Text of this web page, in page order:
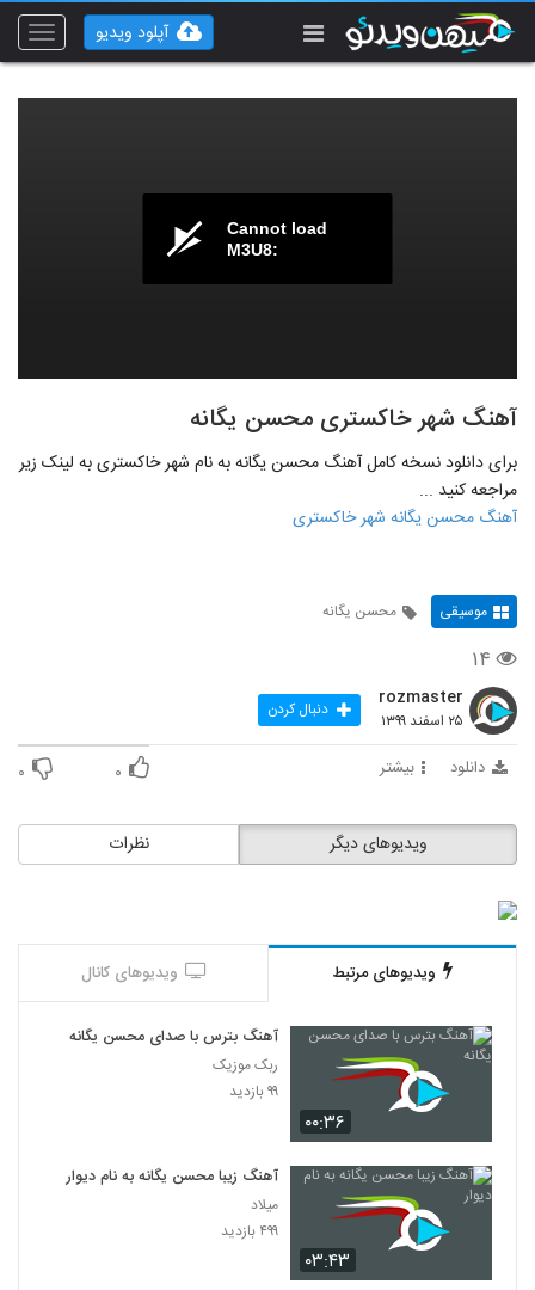
Toggle
آپلود ویدیو
Cannot load
M3U8:
آهنگ شهر خاکستری محسن یگانه
برای دانلود نسخه کامل آهنگ محسن یگانه به نام شهر خاکستری به لینک زیر
مراجعه کنید ...
آهنگ محسن یگانه شهر خاکستری
موسیقی محسن یگانه
۱۴
rozmaster
۲۵ اسفند ۱۳۹۹ دنبال کردن
دانلود بیشتر ۰ ۰
نظرات ویدیوهای دیگر
ویدیوهای مرتبط ویدیوهای کانال
۰۰:۳۶
آهنگ بترس با صدای محسن یگانه
ربک موزیک
۹۹ بازدید
۰۳:۴۳
آهنگ زیبا محسن یگانه به نام دیوار
میلاد
۴۹۹ بازدید